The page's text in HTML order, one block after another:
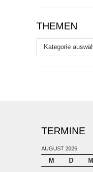
THEMEN
Themen
TERMINE
AUGUST 2026
M D M